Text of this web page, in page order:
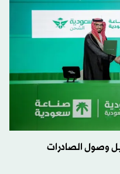
وصول الصادرات